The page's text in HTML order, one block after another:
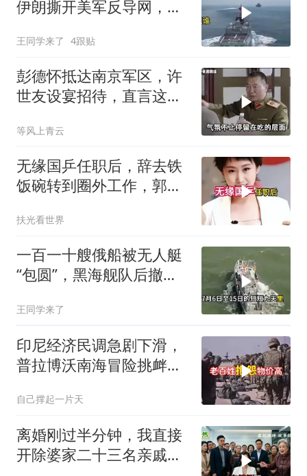
伊朗撕开美军反导网，炸
王同学来了 4跟贴
彭德怀抵达南京军区，许
世友设宴招待，直言这是
等风上青云
无缘国乒任职后，辞去铁
饭碗转到圈外工作，郭跃
扶光看世界
一百一十艘俄船被无人艇
“包圆”，黑海舰队后撤数
王同学来了
印尼经济民调急剧下滑，
普拉博沃南海冒险挑衅中
自己撑起一片天
离婚刚过半分钟，我直接
开除婆家二十三名亲戚，